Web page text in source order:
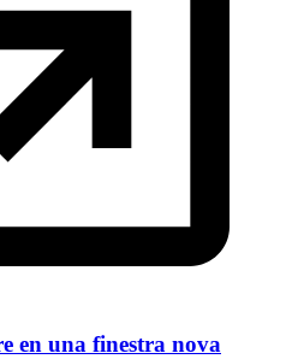
en una finestra nova